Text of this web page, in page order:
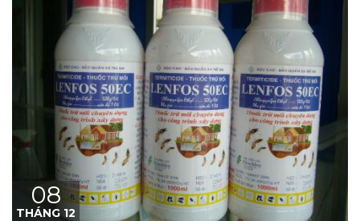
08
THÁNG 12